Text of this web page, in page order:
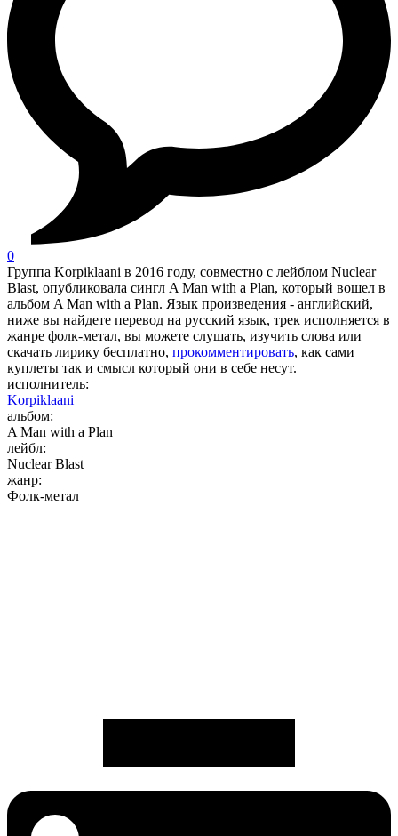
0
Группа Korpiklaani в 2016 году, совместно с лейблом Nuclear
Blast, опубликовала сингл A Man with a Plan, который вошел в
альбом A Man with a Plan. Язык произведения - английский,
ниже вы найдете перевод на русский язык, трек исполняется в
жанре фолк-метал, вы можете слушать, изучить слова или
скачать лирику бесплатно, прокомментировать, как сами
куплеты так и смысл который они в себе несут.
исполнитель:
Korpiklaani
альбом:
A Man with a Plan
лейбл:
Nuclear Blast
жанр:
Фолк-метал